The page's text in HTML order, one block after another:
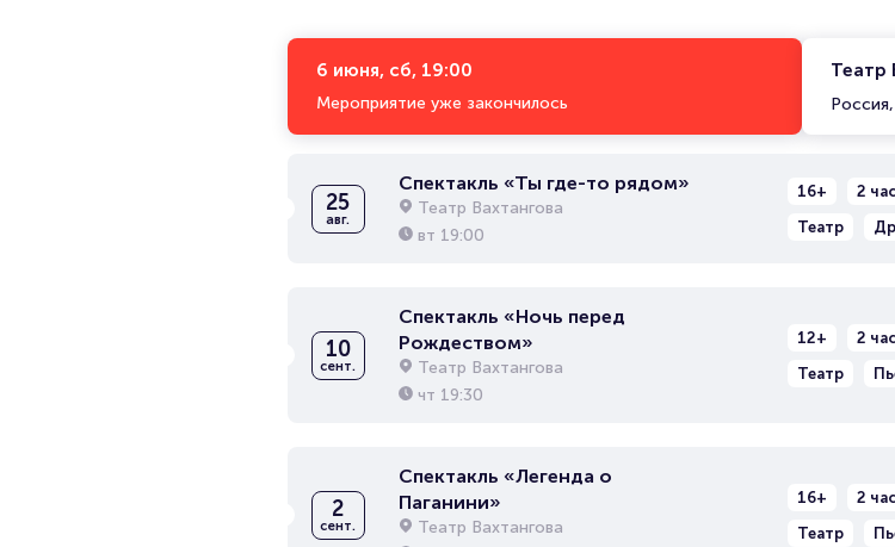
6 июня, сб, 19:00
Мероприятие уже закончилось
Театр
25
авг.
Спектакль «Ты где-то рядом»
Театр Вахтангова
вт 19:00
16+
2
Театр
10
сент.
Спектакль «Ночь перед
Рождеством»
Театр Вахтангова
чт 19:30
12+
2
Театр
2
сент.
Спектакль «Легенда о
Паганини»
Театр Вахтангова
16+
2
Театр